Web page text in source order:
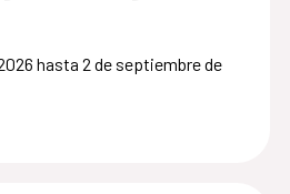
hasta 2 de septiembre de